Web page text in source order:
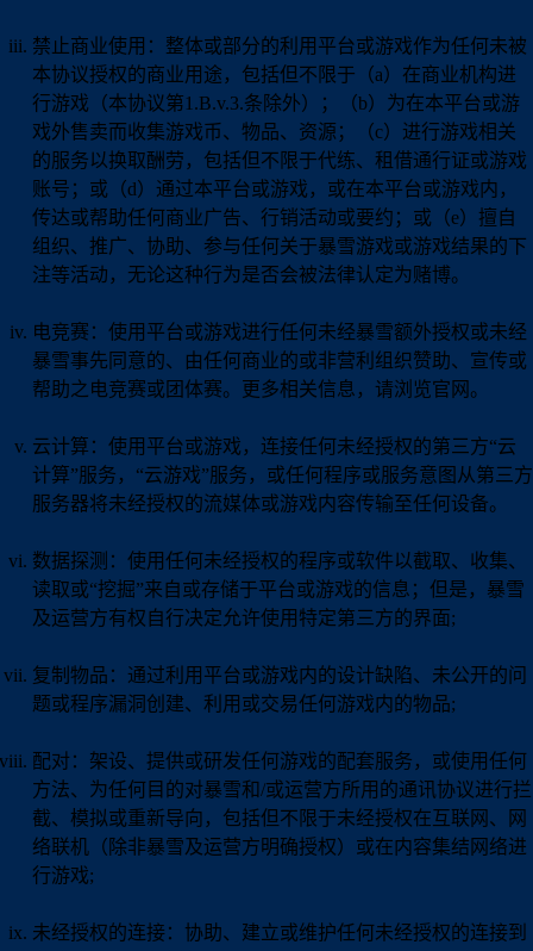
禁止商业使用：整体或部分的利用平台或游戏作为任何未被
本协议授权的商业用途，包括但不限于（a）在商业机构进
行游戏（本协议第1.B.v.3.条除外）；（b）为在本平台或游
戏外售卖而收集游戏币、物品、资源；（c）进行游戏相关
的服务以换取酬劳，包括但不限于代练、租借通行证或游戏
账号；或（d）通过本平台或游戏，或在本平台或游戏内，
传达或帮助任何商业广告、行销活动或要约；或（e）擅自
组织、推广、协助、参与任何关于暴雪游戏或游戏结果的下
注等活动，无论这种行为是否会被法律认定为赌博。
电竞赛：使用平台或游戏进行任何未经暴雪额外授权或未经
暴雪事先同意的、由任何商业的或非营利组织赞助、宣传或
帮助之电竞赛或团体赛。更多相关信息，请浏览官网。
云计算：使用平台或游戏，连接任何未经授权的第三方“云
计算”服务，“云游戏”服务，或任何程序或服务意图从第三方
服务器将未经授权的流媒体或游戏内容传输至任何设备。
数据探测：使用任何未经授权的程序或软件以截取、收集、
读取或“挖掘”来自或存储于平台或游戏的信息；但是，暴雪
及运营方有权自行决定允许使用特定第三方的界面;
复制物品：通过利用平台或游戏内的设计缺陷、未公开的问
题或程序漏洞创建、利用或交易任何游戏内的物品;
配对：架设、提供或研发任何游戏的配套服务，或使用任何
方法、为任何目的对暴雪和/或运营方所用的通讯协议进行拦
截、模拟或重新导向，包括但不限于未经授权在互联网、网
络联机（除非暴雪及运营方明确授权）或在内容集结网络进
行游戏;
未经授权的连接：协助、建立或维护任何未经授权的连接到